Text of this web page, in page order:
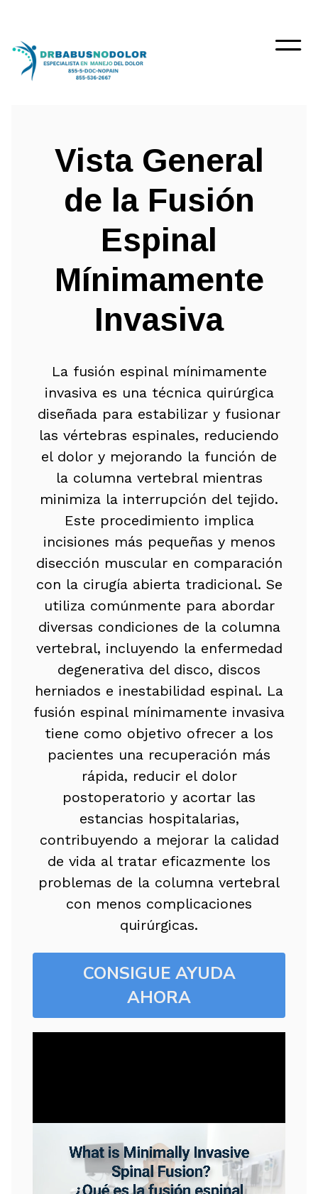
Vista General
de la Fusión
Espinal
Mínimamente
Invasiva
La fusión espinal mínimamente
invasiva es una técnica quirúrgica
diseñada para estabilizar y fusionar
las vértebras espinales, reduciendo
el dolor y mejorando la función de
la columna vertebral mientras
minimiza la interrupción del tejido.
Este procedimiento implica
incisiones más pequeñas y menos
disección muscular en comparación
con la cirugía abierta tradicional. Se
utiliza comúnmente para abordar
diversas condiciones de la columna
vertebral, incluyendo la enfermedad
degenerativa del disco, discos
herniados e inestabilidad espinal. La
fusión espinal mínimamente invasiva
tiene como objetivo ofrecer a los
pacientes una recuperación más
rápida, reducir el dolor
postoperatorio y acortar las
estancias hospitalarias,
contribuyendo a mejorar la calidad
de vida al tratar eficazmente los
problemas de la columna vertebral
con menos complicaciones
quirúrgicas.
CONSIGUE AYUDA
AHORA